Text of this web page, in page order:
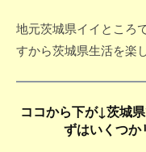
地元茨城県イイところ
すから茨城県生活を楽
ココから下が↓茨城
ずはいくつか